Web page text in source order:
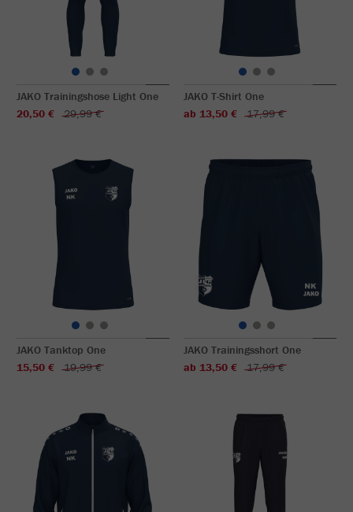
JAKO Trainingshose Light One
20,50 €
29,99 €
JAKO T-Shirt One
ab 13,50 €
17,99 €
JAKO Tanktop One
15,50 €
19,99 €
JAKO Trainingsshort One
ab 13,50 €
17,99 €